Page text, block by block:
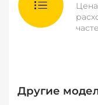
Другие